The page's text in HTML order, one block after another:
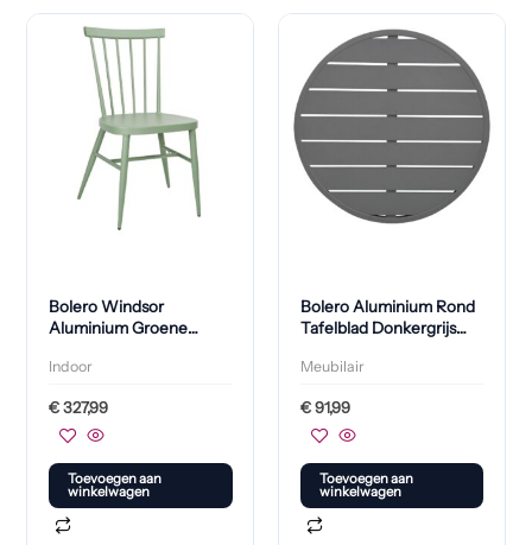
Bolero Windsor
Aluminium Groene
Indoor
€327,99
Toevoegen aan
winkelwagen
Bolero Aluminium Rond
Tafelblad Donkergrijs
Meubilair
€91,99
Toevoegen aan
winkelwagen